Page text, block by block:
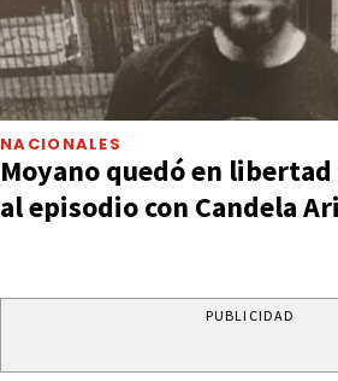
NACIONALES
Moyano quedó en
al episodio con Candela
PUBLICIDAD